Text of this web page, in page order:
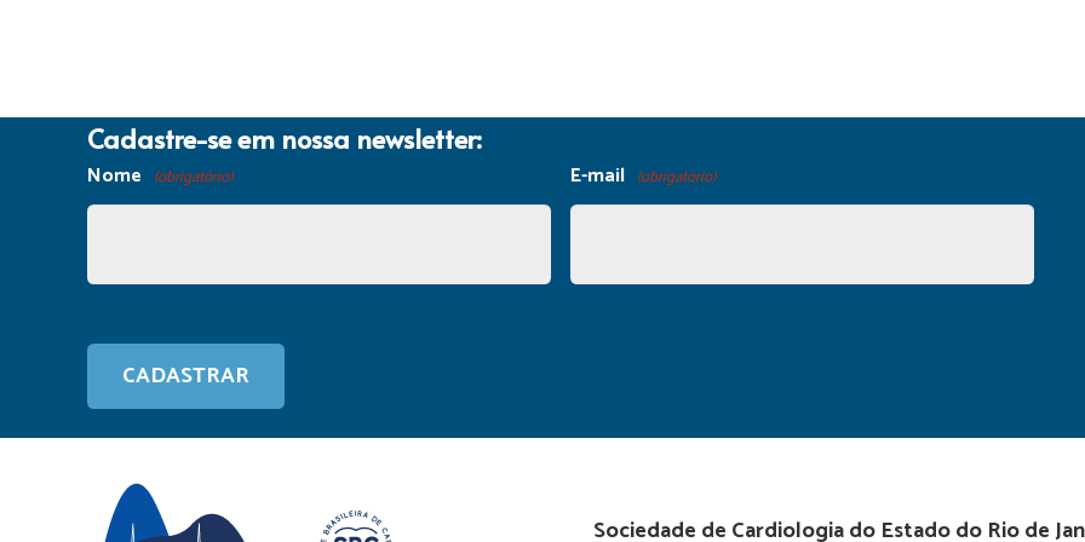
Cadastre-se em nossa newsletter:
Nome (obrigatório) E-mail (obrigatório)
Sociedade de Cardiologia do Estado do Rio de